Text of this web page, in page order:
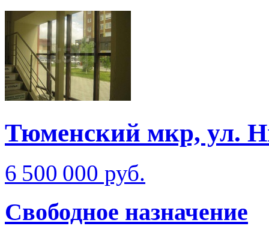
Тюменский мкр, ул.
6 500 000 руб.
Свободное назначение